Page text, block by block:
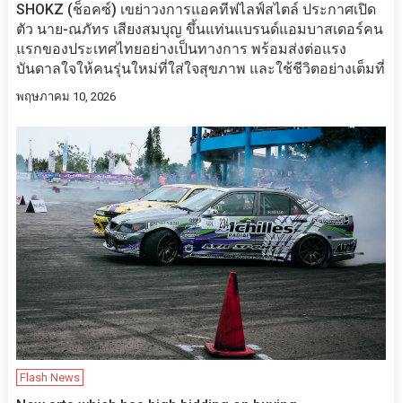
SHOKZ (ช็อคซ์) เขย่าวงการแอคทีฟไลฟ์สไตล์ ประกาศเปิด
ตัว นาย-ณภัทร เสียงสมบุญ ขึ้นแท่นแบรนด์แอมบาสเดอร์คน
แรกของประเทศไทยอย่างเป็นทางการ พร้อมส่งต่อแรง
บันดาลใจให้คนรุ่นใหม่ที่ใส่ใจสุขภาพ และใช้ชีวิตอย่างเต็มที่
พฤษภาคม 10, 2026
Flash News